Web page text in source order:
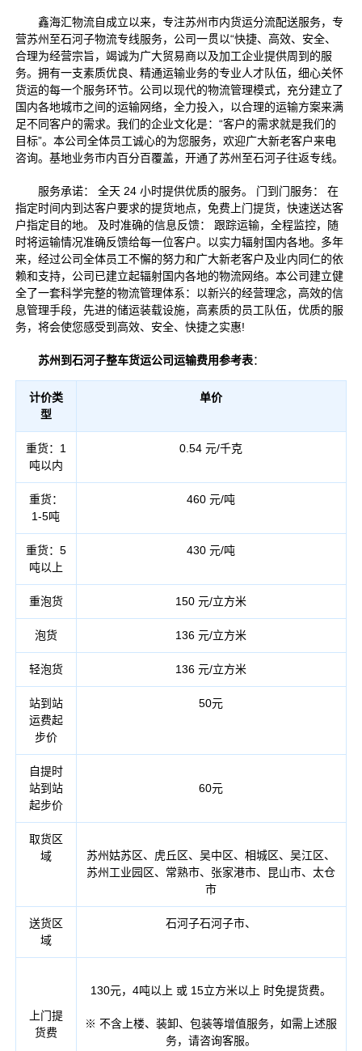
鑫海汇物流自成立以来，专注苏州市内货运分流配送服务，专
营苏州至石河子物流专线服务，公司一贯以“快捷、高效、安全、
合理为经营宗旨，竭诚为广大贸易商以及加工企业提供周到的服
务。拥有一支素质优良、精通运输业务的专业人才队伍，细心关怀
货运的每一个服务环节。公司以现代的物流管理模式，充分建立了
国内各地城市之间的运输网络，全力投入，以合理的运输方案来满
足不同客户的需求。我们的企业文化是：“客户的需求就是我们的
目标”。本公司全体员工诚心的为您服务，欢迎广大新老客户来电
咨询。基地业务市内百分百覆盖，开通了苏州至石河子往返专线。
服务承诺： 全天 24 小时提供优质的服务。 门到门服务： 在
指定时间内到达客户要求的提货地点，免费上门提货，快速送达客
户指定目的地。 及时准确的信息反馈： 跟踪运输，全程监控，随
时将运输情况准确反馈给每一位客户。以实力辐射国内各地。多年
来，经过公司全体员工不懈的努力和广大新老客户及业内同仁的依
赖和支持，公司已建立起辐射国内各地的物流网络。本公司建立健
全了一套科学完整的物流管理体系：以新兴的经营理念，高效的信
息管理手段，先进的储运装载设施，高素质的员工队伍，优质的服
务，将会使您感受到高效、安全、快捷之实惠!
苏州到石河子整车货运公司运输费用参考表：
计价类
型
单价
重货：1
吨以内
0.54 元/千克
重货：
1-5吨
460 元/吨
重货：5
吨以上
430 元/吨
重泡货 150 元/立方米
泡货 136 元/立方米
轻泡货 136 元/立方米
站到站
运费起
步价
50元
自提时
站到站
起步价
60元
取货区
域
苏州姑苏区、虎丘区、吴中区、相城区、吴江区、
苏州工业园区、常熟市、张家港市、昆山市、太仓
市
送货区
域
石河子石河子市、
上门提
货费
130元，4吨以上 或 15立方米以上 时免提货费。
※ 不含上楼、装卸、包装等增值服务，如需上述服
务，请咨询客服。